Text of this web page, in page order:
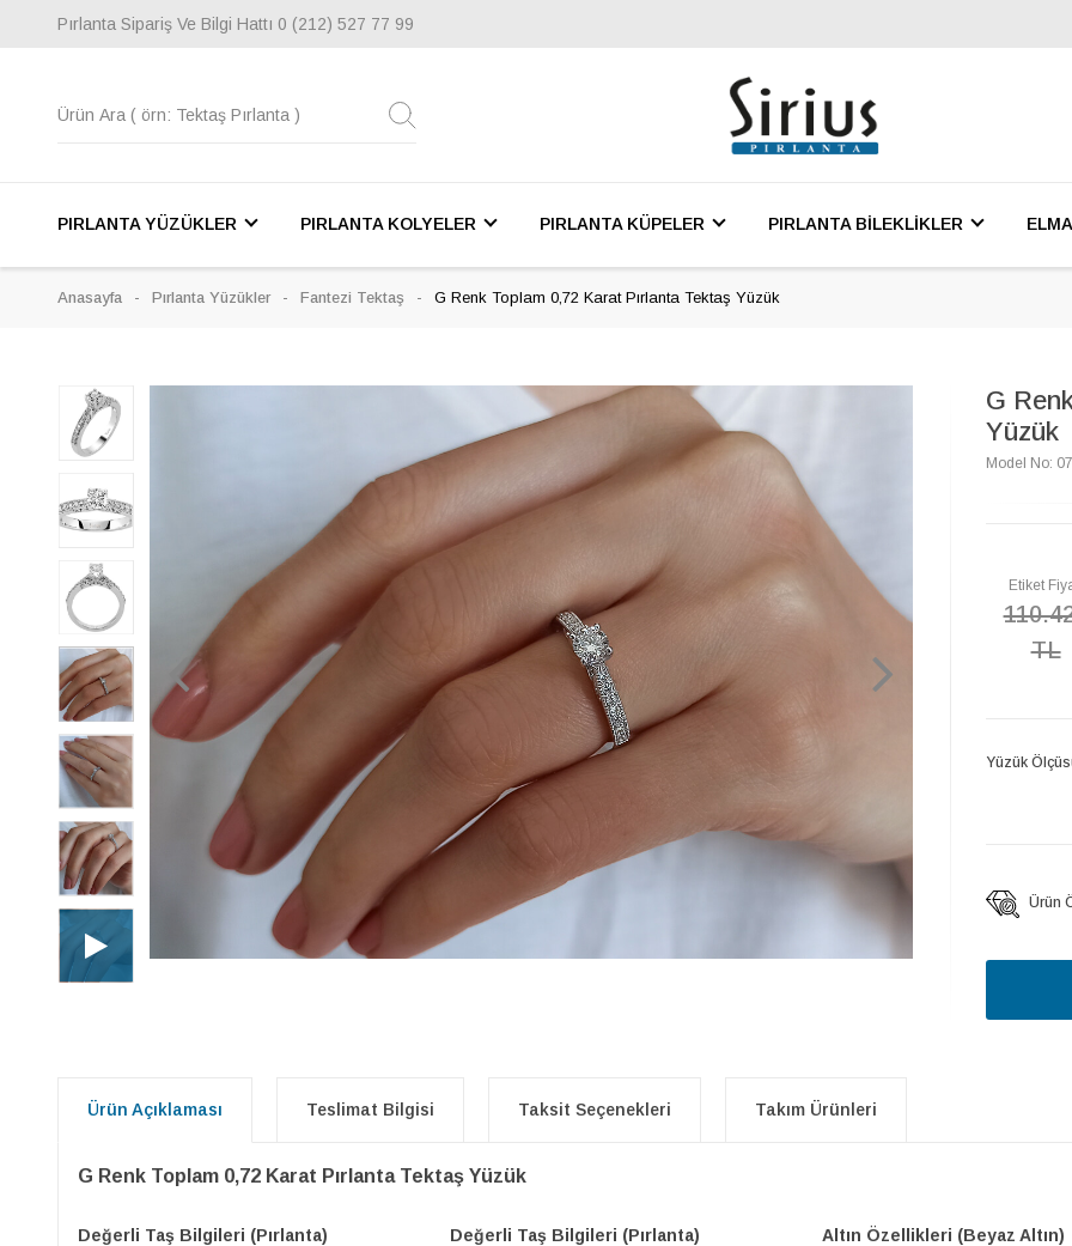
Pırlanta Sipariş Ve Bilgi Hattı 0 (212) 527 77 99
PIRLANTA YÜZÜKLER PIRLANTA KOLYELER PIRLANTA KÜPELER PIRLANTA BİLEKLİKLER
Anasayfa Pırlanta Yüzükler Fantezi Tektaş G Renk Toplam 0,72 Karat Pırlanta Tektaş Yüzük
G
Yüzük
Model No:
Etiket
TL
Yüzük
Ürün
Ürün Açıklaması Teslimat Bilgisi Taksit Seçenekleri Takım Ürünleri
G Renk Toplam 0,72 Karat Pırlanta Tektaş Yüzük
Değerli Taş Bilgileri (Pırlanta)
Değerli Taş Bilgileri (Pırlanta)
Altın Özellikleri (Beyaz Altın)